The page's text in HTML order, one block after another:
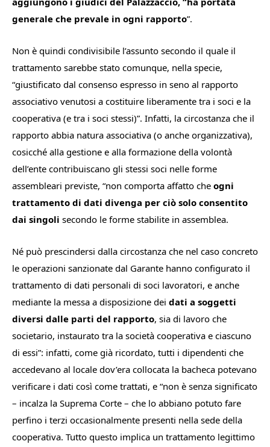
generale che prevale in ogni rapporto”.
Non è quindi condivisibile l’assunto secondo il quale il
trattamento sarebbe stato comunque, nella specie,
“giustificato dal consenso espresso in seno al rapporto
associativo venutosi a costituire liberamente tra i soci e la
cooperativa (e tra i soci stessi)”. Infatti, la circostanza che il
rapporto abbia natura associativa (o anche organizzativa),
cosicché alla gestione e alla formazione della volontà
dell’ente contribuiscano gli stessi soci nelle forme
assembleari previste, “non comporta affatto che ogni
trattamento di dati divenga per ciò solo consentito
dai singoli secondo le forme stabilite in assemblea.
Né può prescindersi dalla circostanza che nel caso concreto
le operazioni sanzionate dal Garante hanno configurato il
trattamento di dati personali di soci lavoratori, e anche
mediante la messa a disposizione dei dati a soggetti
diversi dalle parti del rapporto, sia di lavoro che
societario, instaurato tra la società cooperativa e ciascuno
di essi”: infatti, come già ricordato, tutti i dipendenti che
accedevano al locale dov’era collocata la bacheca potevano
verificare i dati così come trattati, e “non è senza significato
– incalza la Suprema Corte – che lo abbiano potuto fare
perfino i terzi occasionalmente presenti nella sede della
cooperativa. Tutto questo implica un trattamento legittimo